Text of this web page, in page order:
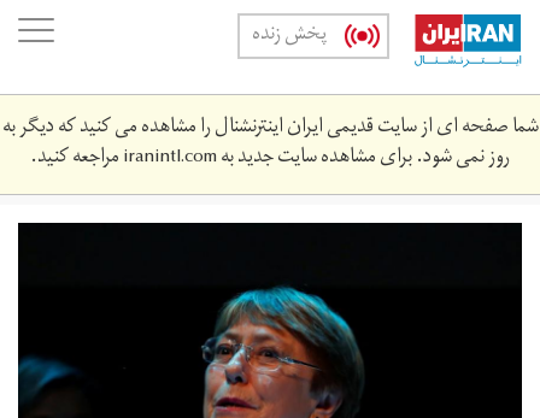
Skip
main
content
پخش زنده
شما صفحه ای از سایت قدیمی ایران اینترنشنال را مشاهده می کنید که دیگر به
روز نمی شود. برای مشاهده سایت جدید بهiranintl.comمراجعه کنید.
Michelle